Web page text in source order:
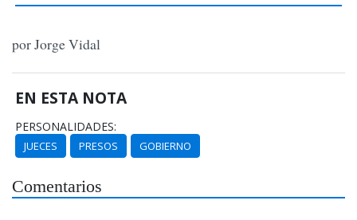
por Jorge Vidal
EN ESTA NOTA
PERSONALIDADES:
JUECES PRESOS GOBIERNO
Comentarios